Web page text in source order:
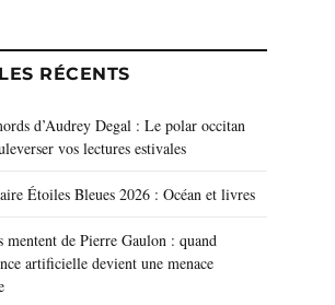
RÉCENTS
d’Audrey Degal : Le polar occitan
vos lectures estivales
Étoiles Bleues 2026 : Océan et livres
mentent de Pierre Gaulon : quand
artificielle devient une menace